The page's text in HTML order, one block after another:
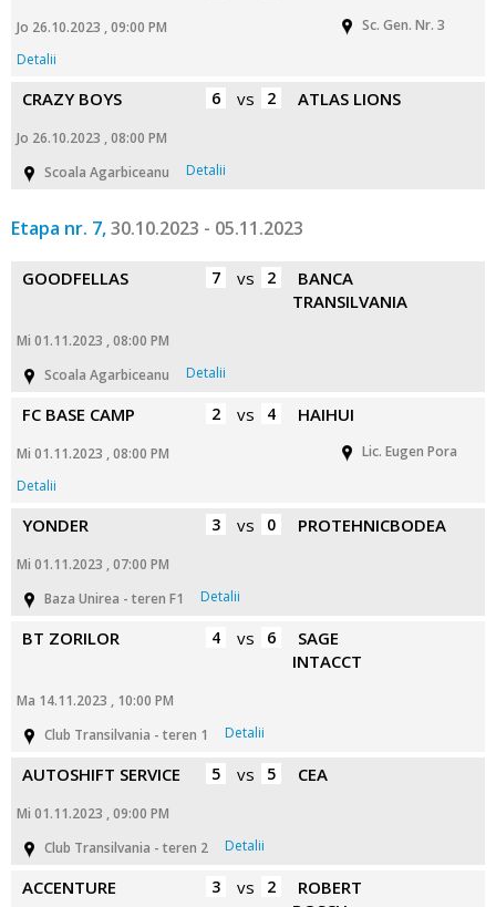
Jo 26.10.2023 , 09:00 PM
Sc. Gen. Nr. 3
Detalii
CRAZY BOYS 6 vs 2 ATLAS LIONS
Jo 26.10.2023 , 08:00 PM
Scoala Agarbiceanu
Detalii
Etapa nr. 7,30.10.2023 - 05.11.2023
GOODFELLAS 7 vs 2
BANCA
TRANSILVANIA
Mi 01.11.2023 , 08:00 PM
Scoala Agarbiceanu
Detalii
FC BASE CAMP 2 vs 4 HAIHUI
Mi 01.11.2023 , 08:00 PM
Lic. Eugen Pora
Detalii
YONDER 3 vs 0 PROTEHNICBODEA
Mi 01.11.2023 , 07:00 PM
Baza Unirea - teren F1
Detalii
BT ZORILOR 4 vs 6
SAGE
INTACCT
Ma 14.11.2023 , 10:00 PM
Club Transilvania - teren 1
Detalii
AUTOSHIFT SERVICE 5 vs 5 CEA
Mi 01.11.2023 , 09:00 PM
Club Transilvania - teren 2
Detalii
ACCENTURE 3 vs 2
ROBERT